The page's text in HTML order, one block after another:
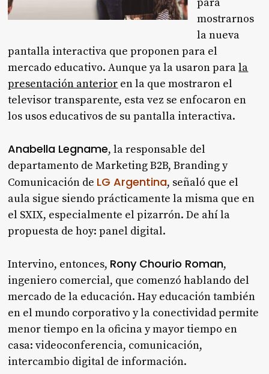
para
mostrarnos
la nueva
pantalla interactiva que proponen para el
mercado educativo. Aunque ya la usaron parala
presentación anterior en la que mostraron el
televisor transparente, esta vez se enfocaron en
los usos educativos de su pantalla interactiva.
Anabella Legname, la responsable del
departamento de Marketing B2B, Branding y
Comunicación de LG Argentina, señaló que el
aula sigue siendo prácticamente la misma que en
el SXIX, especialmente el pizarrón. De ahí la
propuesta de hoy: panel digital.
Intervino, entonces, Rony Chourio Roman,
ingeniero comercial, que comenzó hablando del
mercado de la educación. Hay educación también
en el mundo corporativo y la conectividad permite
menor tiempo en la oficina y mayor tiempo en
casa: videoconferencia, comunicación,
intercambio digital de información.